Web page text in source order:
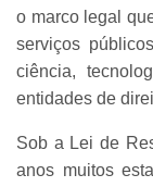
o marco legal
serviços
ciência,
entidades de
Sob a Lei de
anos muitos